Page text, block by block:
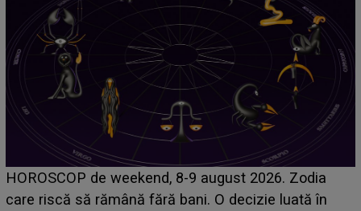
Emanuel a ținut ACEST DETALIU ASCUNS până
acum! În fața Alexandrei, concurentul din Casa Iubirii